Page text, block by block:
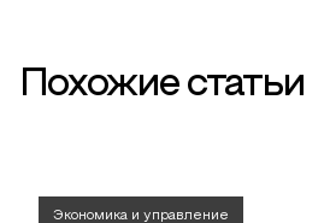
Похожие статьи
Экономика и управление